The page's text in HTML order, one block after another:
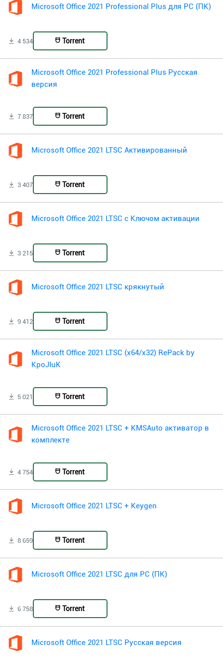
Microsoft Office 2021 Professional Plus для PC (ПК)
4 534 Torrent
Microsoft Office 2021 Professional Plus Русская
версия
7 837 Torrent
Microsoft Office 2021 LTSC Активированный
3 407 Torrent
Microsoft Office 2021 LTSC с Ключом активации
3 215 Torrent
Microsoft Office 2021 LTSC крякнутый
9 412 Torrent
Microsoft Office 2021 LTSC (x64/x32) RePack by
KpoJIuK
5 021 Torrent
Microsoft Office 2021 LTSC + KMSAuto активатор в
комплекте
4 754 Torrent
Microsoft Office 2021 LTSC + Keygen
8 659 Torrent
Microsoft Office 2021 LTSC для PC (ПК)
6 758 Torrent
Microsoft Office 2021 LTSC Русская версия